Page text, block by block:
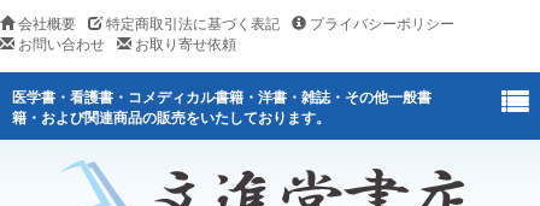
会社概要 特定商取引法に基づく表記
プライバシーポリシー
お問い合わせ
お取り寄せ依頼
医学書・看護書・コメディカル書籍・洋書・雑誌・その他一般書
籍・および関連商品の販売をいたしております。